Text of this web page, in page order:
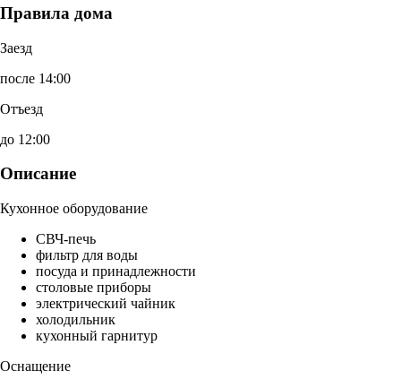
Правила дома
Заезд
после 14:00
Отъезд
до 12:00
Описание
Кухонное оборудование
СВЧ-печь
фильтр для воды
посуда и принадлежности
столовые приборы
электрический чайник
холодильник
кухонный гарнитур
Оснащение